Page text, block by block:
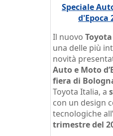
Speciale
d'Epoca
Il nuovo
una delle più
novità
Auto e Moto
fiera di
Toyota Italia, a
con un design
tecnologiche
trimestre del